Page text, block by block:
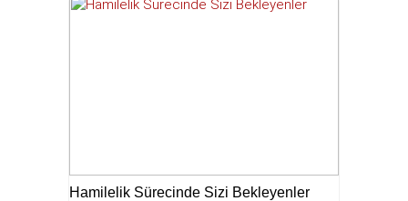
Hamilelik Sürecinde Sizi Bekleyenler